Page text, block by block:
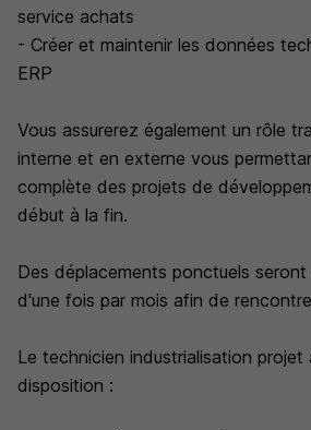
service achats
- Créer et maintenir les données
ERP
Vous assurerez également un rôle
interne et en externe vous
complète des projets de
début à la fin.
Des déplacements ponctuels
d'une fois par mois afin de
Le technicien industrialisation projet
disposition :